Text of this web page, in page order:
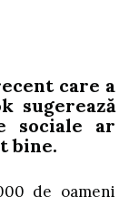
care a
sugerează
sociale ar
bine.
de oameni